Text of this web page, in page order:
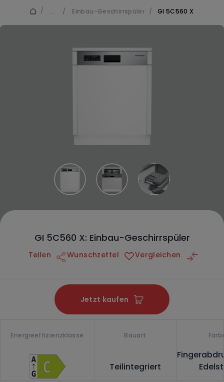
/ ... / Einbau-Geschirrspüler / GI 5C560 X
GI 5C560 X: Einbau-Geschirrspüler
Teilen Wunschzettel Vergleichen
Jetzt kaufen
Energieeffizienzklasse Bauart
Teilintegriert